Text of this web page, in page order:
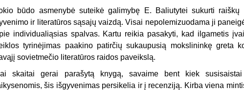
būdo asmenybė suteikė galimybę E. Baliutytei sukurti raiškų
ir literatūros sąsajų vaizdą. Visai nepolemizuodama ji
individualiąsias spalvas. Kartu reikia pasakyti, kad ilgametis
tyrinėjimas paakino patirčių sukaupusią mokslininkę greta
sovietmečio literatūros raidos paveikslą.
skaitai gerai parašytą knygą, savaime bent kiek
šis išgyvenimas persikelia ir į recenziją. Kirba viena